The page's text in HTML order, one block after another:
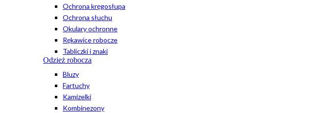
Ochrona kręgosłupa
Ochrona słuchu
Okulary ochronne
Rękawice robocze
Tabliczki i znaki
Odzież robocza
Bluzy
Fartuchy
Kamizelki
Kombinezony